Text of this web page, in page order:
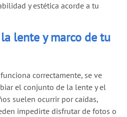
y estética acorde a tu
lente y marco de tu
correctamente, se ve
el conjunto de la lente y el
suelen ocurrir por caídas,
impedirte disfrutar de fotos o